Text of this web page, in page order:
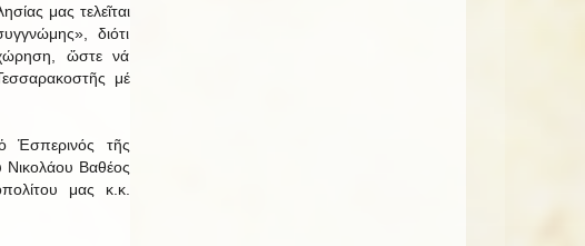
μας τελεῖται
διότι
ὥστε νά
μέ
ὁ Ἑσπερινός τῆς
Νικολάου Βαθέος
μας κ.κ.